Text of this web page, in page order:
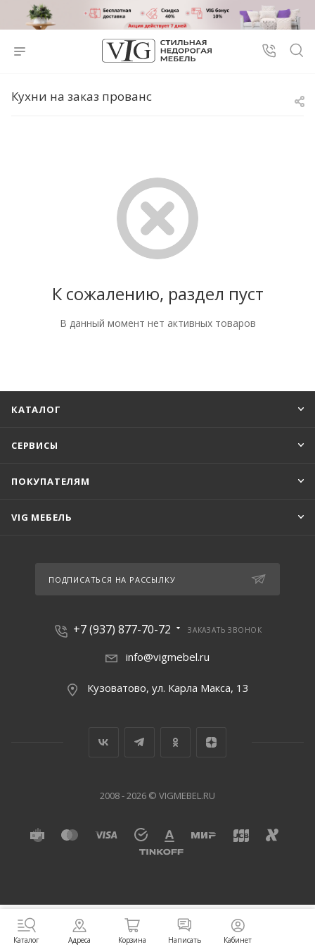
Кухни на заказ прованс
К сожалению, раздел пуст
В данный момент нет активных товаров
КАТАЛОГ
СЕРВИСЫ
ПОКУПАТЕЛЯМ
VIG МЕБЕЛЬ
ПОДПИСАТЬСЯ НА РАССЫЛКУ
+7 (937) 877-70-72 ЗАКАЗАТЬ ЗВОНОК
info@vigmebel.ru
Кузоватово, ул. Карла Макса, 13
2008 - 2026 © VIGMEBEL.RU
Каталог Адреса Корзина Написать Кабинет